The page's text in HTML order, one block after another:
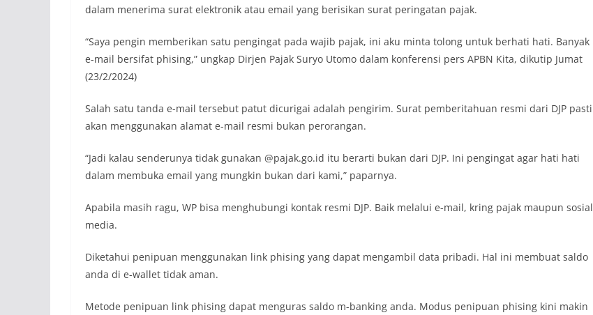
dalam menerima surat elektronik atau email yang berisikan surat peringatan pajak.
“Saya pengin memberikan satu pengingat pada wajib pajak, ini aku minta tolong untuk berhati hati. Banyak
e-mail bersifat phising,” ungkap Dirjen Pajak Suryo Utomo dalam konferensi pers APBN Kita, dikutip Jumat
(23/2/2024)
Salah satu tanda e-mail tersebut patut dicurigai adalah pengirim. Surat pemberitahuan resmi dari DJP pasti
akan menggunakan alamat e-mail resmi bukan perorangan.
“Jadi kalau senderunya tidak gunakan @pajak.go.id itu berarti bukan dari DJP. Ini pengingat agar hati hati
dalam membuka email yang mungkin bukan dari kami,” paparnya.
Apabila masih ragu, WP bisa menghubungi kontak resmi DJP. Baik melalui e-mail, kring pajak maupun sosial
media.
Diketahui penipuan menggunakan link phising yang dapat mengambil data pribadi. Hal ini membuat saldo
anda di e-wallet tidak aman.
Metode penipuan link phising dapat menguras saldo m-banking anda. Modus penipuan phising kini makin